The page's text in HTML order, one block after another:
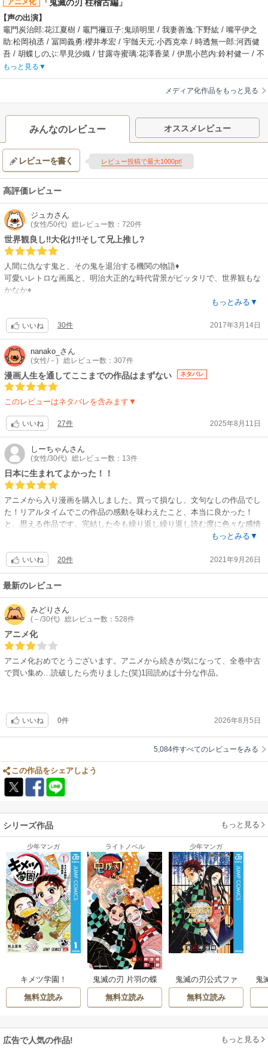
竈門炭治郎。入隊後、仲間である我妻善逸、嘴平伊之助と共に様々な鬼と
戦い、成長しながら友情や絆を深めていく。そして炭治郎は《鬼殺隊》最
高位の剣士である《柱》と共に戦い、「無限列車」では炎柱・煉
制作会社】
ufotable
スタッフ情報】
原作:吾峠呼世晴（集英社ジャンプ コミックス刊）
キャラクターデザイン・総作画監督:松島晃 / 脚本制作:ufotable / サブキャ
ラクターデザイン:佐藤美幸、梶山庸子、菊池美花 / プロップデザイン:小山
将治 / 美術監督:矢中勝、樺澤侑里 / 美術監修:衛藤功二 / 撮影監督:寺尾優一
/ 3D監督:西脇一樹 / 色彩設計:大前祐子 / 編集:神野学 / 音楽:梶浦由記、椎
名豪 / 総監督:近藤光 / 配給:東宝・アニプレックス
音楽】
主題歌1:Aimer「太陽が昇らない世界」 / 主題歌2:LiSA「残酷な夜に輝け」
公開日】
関連リンク】
公式サイト「劇場版「鬼滅の刃」無限城編 第一章 猗窩座再来」
アニメ化 「鬼滅の刃 柱稽古編」
声の出演】
竈門炭治郎:花江夏樹 / 竈門禰豆子:鬼頭明里 / 我妻善逸:下野紘 / 嘴平伊之
助:松岡禎丞 / 冨岡義勇:櫻井孝宏 / 宇髄天元:小西克幸 / 時透無一郎:河西健
吾 / 胡蝶しのぶ:早見沙織 / 甘露寺蜜璃:花澤香菜 / 伊黒小芭内:鈴村健一 / 不
死川実弥:関智一 / 悲鳴嶼行冥:杉田智和
制作会社】
スタッフ情報】
原作:吾峠呼世晴（「ジャンプ コミックス」集英社刊）
監督:外崎春雄 / キャラクターデザイン・総作画監督:松島晃
OP:MY FIRST STORY × HYDE「夢幻」
関連リンク】
公式サイト「鬼滅の刃 柱稽古編」
もっと見る
メディア化作品をもっと見る
みんなのレビュー オススメレビュー
レビューを書く レビュー投稿で最大1000pt!
高評価レビュー
ジュカ さん
(女性/50代) 総レビュー数：720件
世界観良し‼大化け‼そして兄上推し?
人間に仇なす鬼と、その鬼を退治する機関の物語♦
可愛いレトロな画風と、明治大正的な時代背景がピッタリで、世界観もな
かなか♦
『鬼』側の切ないトコや、戦う少年少女、主人公の家族愛、ファンタジー
です☘
。。。追記。
アニメ化で、１気に大ヒット作へと大化けしましたね‼♦
私は『遊郭編』の兄妹のラストで『ブワッ?』と号泣(子供はアカン?)?
そこから鬼側へ感情移入してしまい、日の呼吸始まりの剣士☀縁壱＆月の
呼吸上弦の壱?厳勝で、もう沼へダイブでした?♦
いし立派ですが、、、なにアノ双子?☀‼♦
どんだけ辛み設定なの⁉???
無惨様の暴挙発(医者発？)の鬼被害が発端でしょうが、あの双子のスレ違
いが無ければ、ココまで拗れてなかったかも⁉、と、思わず唸ってしまう
ストーリー。。。
『家族愛』『兄弟愛』を軸に持って来ながら、ナゼに継国の双子には救い
がり落ち、投稿動画mmdに救いを求めました(笑)?♦べじたりあん様?ホン
トにホントに、ありがとうございます?♦あなた様の美麗なmmdのお陰で生
きてゆけます(五体投地礼)?♦♦♦
こんなにハマッた双子は『星矢☆』のサガカノン以来(こちらはアレを超え
る業の深さ)?♦
幼い頃の記憶を捨て切れない密かな情愛。。。ええ、誰が何と言おうと
教祖様童磨は別として、上弦参、壱は、人の記憶が戻り次第の、もう自滅
ラストですよね⁉♦
敵味方ALLキャラが愛しいcomicです☘♦
アニメの美麗な映像が凄すぎて見逃し勝ちですが、終始１貫、旧き良き日
本の『良心』を描き切った作者様の、人間に対する温かい愛情が、大ヒッ
もっとみる▼
いいね 30件 2017年3月14日
nanako_ さん
(女性/－) 総レビュー数：307件
漫画人生を通してここまでの作品はまずない ネタバレ
このレビューはネタバレを含みます▼
いいね 27件 2025年8月11日
しーちゃんさん
(女性/30代) 総レビュー数：13件
日本に生まれてよかった！！
アニメから入り漫画を購入しました。買って損なし、文句なしの作品でし
た！リアルタイムでこの作品の感動を味わえたこと、本当に良かった！
と、思える作品です。完結した今も繰り返し繰り返し読む度に色々な感情
オススメする理由のひとつにテンポの良さが挙げられます。1話1話がくど
くない、ズルズルと話を引き伸ばすようなこともないからストレスフリー
でした。
そして世界観とキャラがしっかりとしている。どんなに悲しい展開が待っ
ていても、そこに至るまでの過程がしっかりと言葉でも行動でも描写され
ているから凄く納得出来ます。矛盾を感じない、というのは読者として、
なにより作品としても大切なことだと思います。
そしてここが1番なのですが、何も難しいことを考えなくても面白い！
と、思える魅力があります。作品によっては変に言葉が難しかったり、描
写もよく見なければ気が付かなかったり、そもそも設定が練りすぎて読者
る、というのは序盤からしっかりとその作品の設定が読者にも伝わってい
るからだと思います。下手すると学生の頃の国語の教科書よりも分かるか
もしれない。テストに出たら絶対に高得点取れる。そう思うくらい、分か
りやすいです。だから小さい子供にも好かれているのかな、と思っていま
す。
オススメする理由を3つ上げましたが、買って損はまずないです。ジャン
～って二の足を踏む気持ちはわからなく無いですが、純粋に作品として楽
しむのに流行もなにもないです。いい作品はどんな時に読んでも面白いで
す。今じゃなくても、何年後でもいいので、読んでみてください。日本人
に生まれて良かった！！と思うはず！！
もっとみる▼
いいね 20件 2021年9月26日
最新のレビュー
みどり さん
(－/30代) 総レビュー数：528件
アニメ化
アニメ化おめでとうございます。アニメから続きが気になって、全巻中古
で買い集め…読破したら売りました(笑)1回読めば十分な作品。
いいね 0件 2026年8月5日
5,084件すべてのレビューをみる
この作品をシェアしよう
シリーズ作品 もっと見る
少年マンガ
キメツ学園！
無料立読み
ライトノベル
鬼滅の刃 片羽の蝶
無料立読み
少年マンガ
鬼滅の刃公式ファ
ンブック 鬼殺隊見
聞録
無料立読み
鬼
広告で人気の作品! もっと見る